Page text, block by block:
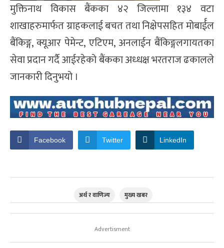
मुक्तिनाथ विकास बैंकका ४२ जिल्लामा १३४ वटा
शाखाहरुमार्फत ग्राहकलाई बचत तथा निक्षेपसहित मोबार्ईल
बैंकिङ्ग, क्यूआर पेमेन्ट, एटिएम, अनलाईन बैंकिङ्गलगायतका
सेवा प्रदान गर्दै आईरहेको बैंकका अध्धक्ष भरतराज ढकालले
जानकारी दिनुभयो ।
Facebook Twitter LinkedIn
अर्थ र वाणिज्य मुख्य खबर
Advertisment